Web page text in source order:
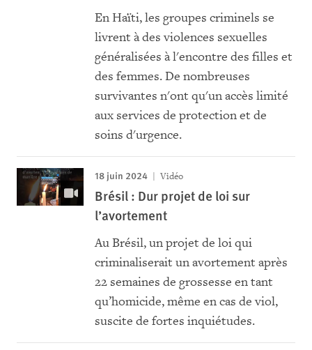
En Haïti, les groupes criminels se
livrent à des violences sexuelles
généralisées à l'encontre des filles et
des femmes. De nombreuses
survivantes n'ont qu'un accès limité
aux services de protection et de
soins d'urgence.
18 juin 2024 Vidéo
Brésil : Dur projet de loi sur
l’avortement
Au Brésil, un projet de loi qui
criminaliserait un avortement après
22 semaines de grossesse en tant
qu’homicide, même en cas de viol,
suscite de fortes inquiétudes.